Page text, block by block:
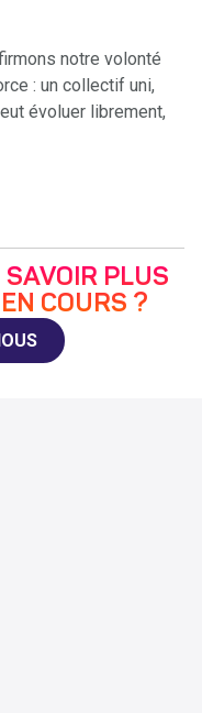
notre volonté
: un collectif uni,
évoluer librement,
PLUS
COURS ?